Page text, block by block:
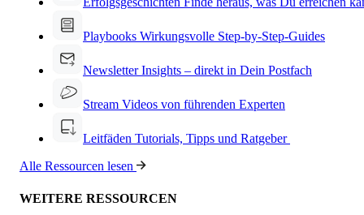
Playbooks Wirkungsvolle Step-by-Step-Guides
NewsletterInsights – direkt in Dein Postfach
Stream Videos von führenden Experten
Leitfäden Tutorials, Tipps und Ratgeber
Alle Ressourcen lesen
WEITERE RESSOURCEN